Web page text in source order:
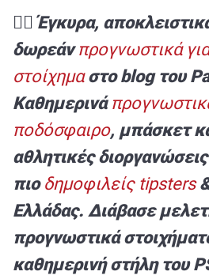
✍🏻 Έγκυρα,
δωρεάνπρογνωστικά για
στοίχημαστο blog του
Καθημερινά
ποδόσφαιρο, μπάσκετ
αθλητικές
πιο δημοφιλείς tipsters
Ελλάδας. Διάβασε
προγνωστικά
καθημερινή στήλη του